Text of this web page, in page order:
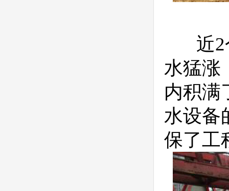
近2
水猛涨
内积满
水设备
保了工